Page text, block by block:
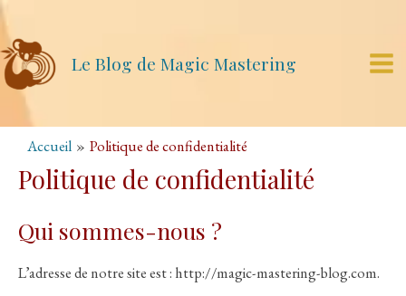
Aller
au
contenu
Le Blog de Magic Mastering
Accueil Politique de confidentialité
Politique de confidentialité
Qui sommes-nous ?
L’adresse de notre site est : http://magic-mastering-blog.com.